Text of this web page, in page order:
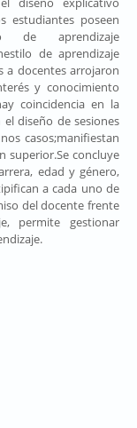
estudiantes poseen
de aprendizaje
de aprendizaje
a docentes arrojaron
y conocimiento
coincidencia en la
diseño de sesiones
casos;manifiestan
superior.Se concluye
edad y género,
a cada uno de
del docente frente
permite gestionar